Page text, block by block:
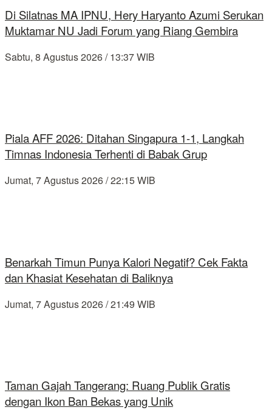
Di Silatnas MA IPNU, Hery Haryanto Azumi Serukan
Muktamar NU Jadi Forum yang Riang Gembira
Sabtu, 8 Agustus 2026 / 13:37 WIB
Piala AFF 2026: Ditahan Singapura 1-1, Langkah
Timnas Indonesia Terhenti di Babak Grup
Jumat, 7 Agustus 2026 / 22:15 WIB
Benarkah Timun Punya Kalori Negatif? Cek Fakta
dan Khasiat Kesehatan di Baliknya
Jumat, 7 Agustus 2026 / 21:49 WIB
Taman Gajah Tangerang: Ruang Publik Gratis
dengan Ikon Ban Bekas yang Unik